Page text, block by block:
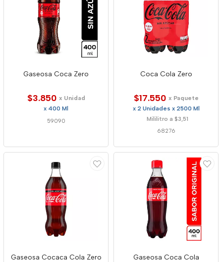
Gaseosa Coca Zero
$3.850 x Unidad
x 400 Ml
59090
Coca Cola Zero
$17.550 x Paquete
x 2 Unidades x 2500 Ml
Mililitro a $3,51
68276
Gaseosa Cocaca Cola Zero Gaseosa Coca Cola